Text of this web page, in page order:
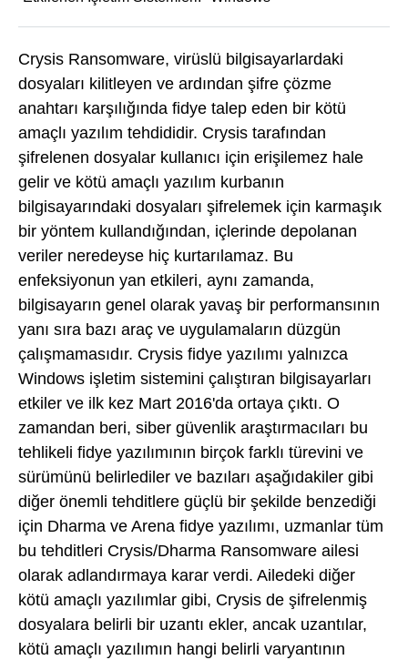
Crysis Ransomware, virüslü bilgisayarlardaki
dosyaları kilitleyen ve ardından şifre çözme
anahtarı karşılığında fidye talep eden bir kötü
amaçlı yazılım tehdididir. Crysis tarafından
şifrelenen dosyalar kullanıcı için erişilemez hale
gelir ve kötü amaçlı yazılım kurbanın
bilgisayarındaki dosyaları şifrelemek için karmaşık
bir yöntem kullandığından, içlerinde depolanan
veriler neredeyse hiç kurtarılamaz. Bu
enfeksiyonun yan etkileri, aynı zamanda,
bilgisayarın genel olarak yavaş bir performansının
yanı sıra bazı araç ve uygulamaların düzgün
çalışmamasıdır. Crysis fidye yazılımı yalnızca
Windows işletim sistemini çalıştıran bilgisayarları
etkiler ve ilk kez Mart 2016'da ortaya çıktı. O
zamandan beri, siber güvenlik araştırmacıları bu
tehlikeli fidye yazılımının birçok farklı türevini ve
sürümünü belirlediler ve bazıları aşağıdakiler gibi
diğer önemli tehditlere güçlü bir şekilde benzediği
için Dharma ve Arena fidye yazılımı, uzmanlar tüm
bu tehditleri Crysis/Dharma Ransomware ailesi
olarak adlandırmaya karar verdi. Ailedeki diğer
kötü amaçlı yazılımlar gibi, Crysis de şifrelenmiş
dosyalara belirli bir uzantı ekler, ancak uzantılar,
kötü amaçlı yazılımın hangi belirli varyantının